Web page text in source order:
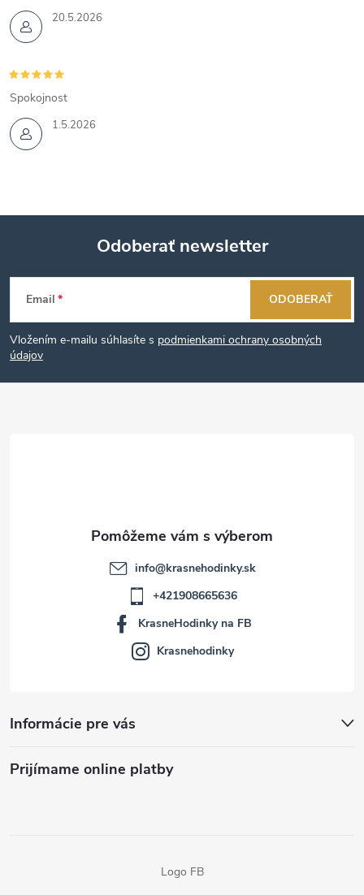
20.5.2026
1.5.2026
Spokojnost
Z
á
p
Odoberať newsletter
Email
Vložením e-mailu súhlasíte s podmienkami ochrany osobných
údajov
ODOBERAŤ
Informácie pre vás
Prijímame online platby
info@krasnehodinky.sk
+421908665636
KrasneHodinky na FB
Krasnehodinky
Logo FB